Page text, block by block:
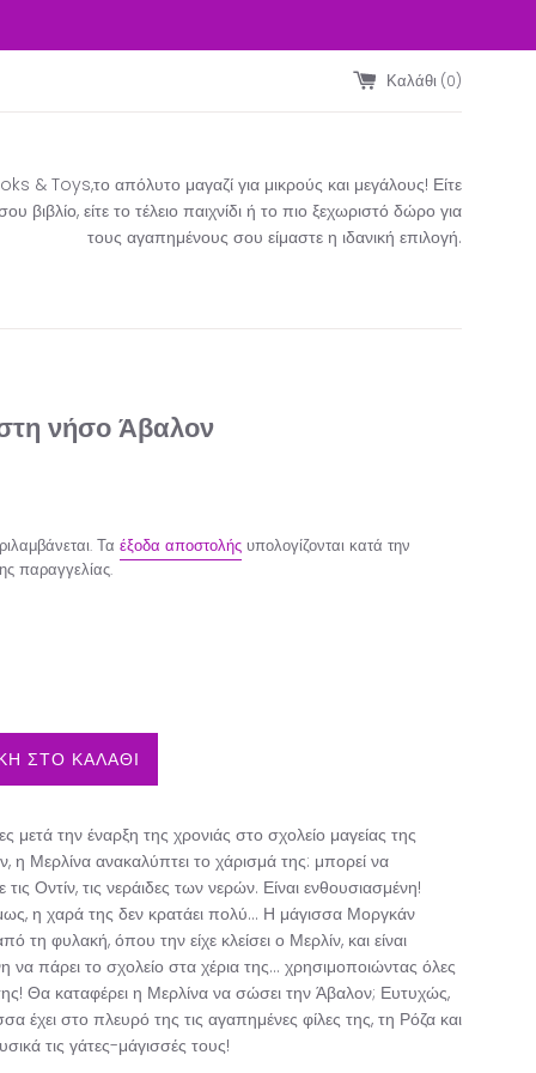
Καλάθι (0)
& Toys,το απόλυτο μαγαζί για μικρούς και μεγάλους! Είτε
βιβλίο, είτε το τέλειο παιχνίδι ή το πιο ξεχωριστό δώρο για
τους αγαπημένους σου είμαστε η ιδανική επιλογή.​
νήσο Άβαλον
Τα έξοδα αποστολής υπολογίζονται κατά την
παραγγελίας.
ΣΤΟ ΚΑΛΑΘΙ
μετά την έναρξη της χρονιάς στο σχολείο μαγείας της
η Μερλίνα ανακαλύπτει το χάρισμά της: μπορεί να
τις Οντίν, τις νεράιδες των νερών. Είναι ενθουσιασμένη!
η χαρά της δεν κρατάει πολύ... Η μάγισσα Μοργκάν
τη φυλακή, όπου την είχε κλείσει ο Μερλίν, και είναι
να πάρει το σχολείο στα χέρια της… χρησιμοποιώντας όλες
Θα καταφέρει η Μερλίνα να σώσει την Άβαλον; Ευτυχώς,
έχει στο πλευρό της τις αγαπημένες φίλες της, τη Ρόζα και
τις γάτες-μάγισσές τους!